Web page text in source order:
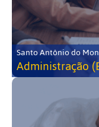
Administração